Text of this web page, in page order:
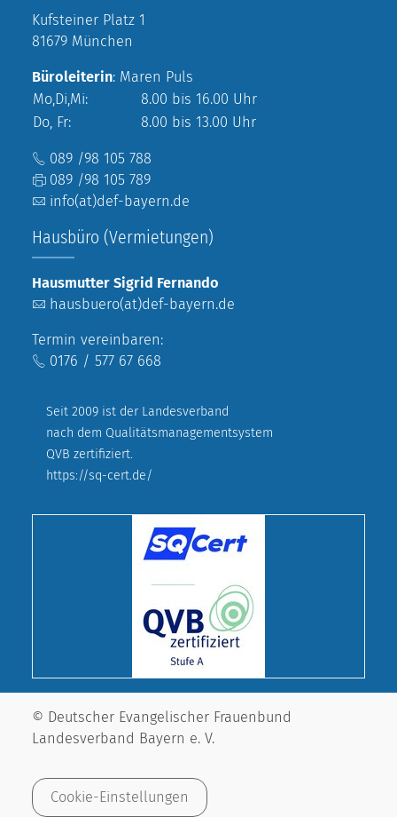
Kufsteiner Platz 1
81679 München
Büroleiterin: Maren Puls
Mo,Di,Mi:
8.00 bis 16.00 Uhr
Do, Fr:
8.00 bis 13.00 Uhr
089 /98 105 788
089 /98 105 789
info(at)def-bayern.de
Hausbüro (Vermietungen)
Hausmutter Sigrid Fernando
hausbuero(at)def-bayern.de
Termin vereinbaren:
0176 / 577 67 668
Seit 2009 ist der Landesverband
nach dem Qualitätsmanagementsystem
QVB zertifiziert.
https://sq-cert.de/
© Deutscher Evangelischer Frauenbund
Landesverband Bayern e. V.
Cookie-Einstellungen